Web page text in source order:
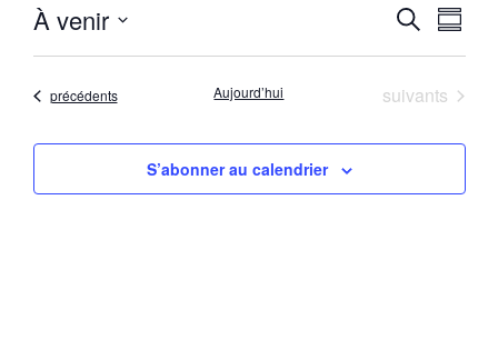
et
de
vues
Recherche
de
À venir
la
Évènements
précédents Aujourd’hui Évènements
suivants
S’abonner au calendrier